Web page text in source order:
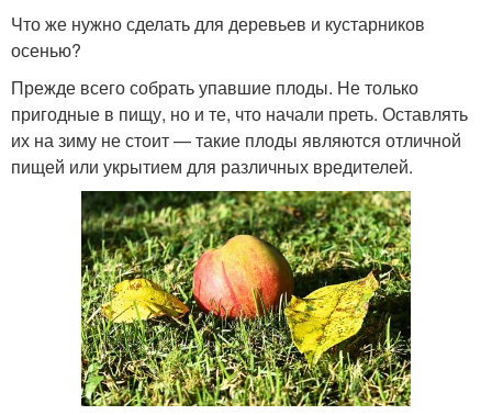
Что же нужно сделать для деревьев и кустарников
осенью?
Прежде всего собрать упавшие плоды. Не только
пригодные в пищу, но и те, что начали преть. Оставлять
их на зиму не стоит — такие плоды являются отличной
пищей или укрытием для различных вредителей.